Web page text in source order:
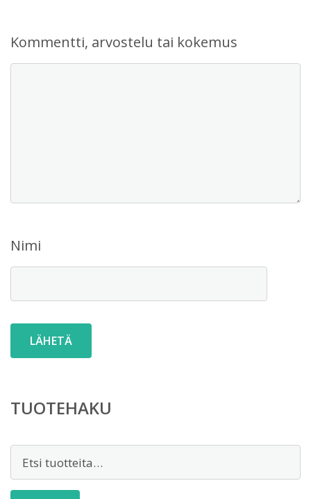
Kommentti, arvostelu tai kokemus
Nimi
TUOTEHAKU